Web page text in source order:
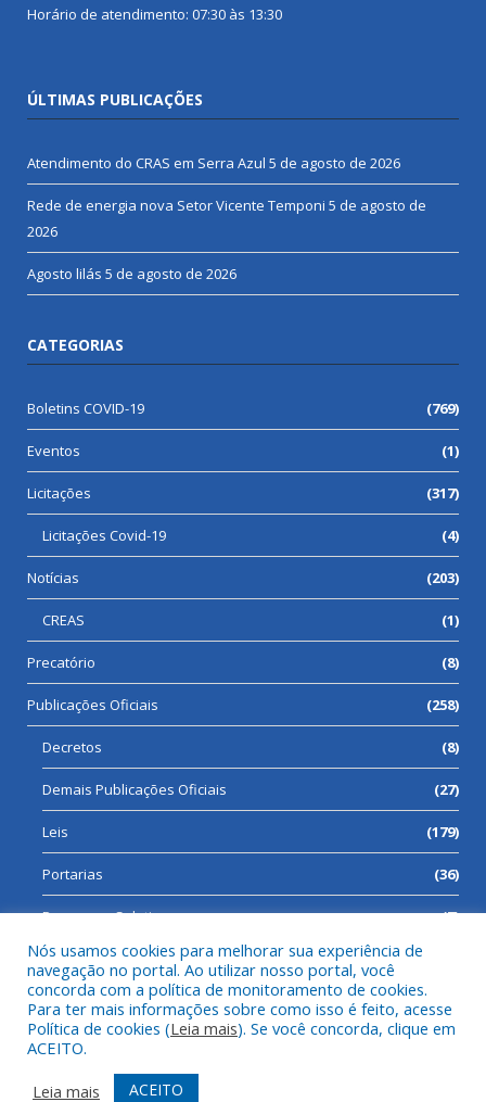
Horário de atendimento: 07:30 às 13:30
ÚLTIMAS PUBLICAÇÕES
Atendimento do CRAS em Serra Azul 5 de agosto de 2026
Rede de energia nova Setor Vicente Temponi 5 de agosto de
2026
Agosto lilás 5 de agosto de 2026
CATEGORIAS
Boletins COVID-19 (769)
Eventos (1)
Licitações (317)
Licitações Covid-19 (4)
Notícias (203)
CREAS (1)
Precatório (8)
Publicações Oficiais (258)
Decretos (8)
Demais Publicações Oficiais (27)
Leis (179)
Portarias (36)
Processos Seletivos (7)
Todos os direitos reservados a Prefeitura Municipal de Cumaru
do Norte.
Mapa do Site
Acessar Área Administrativa
Nós usamos cookies para melhorar sua experiência de
navegação no portal. Ao utilizar nosso portal, você
concorda com a política de monitoramento de cookies.
Para ter mais informações sobre como isso é feito, acesse
Política de cookies (Leia mais). Se você concorda, clique em
ACEITO.
Leia mais
ACEITO